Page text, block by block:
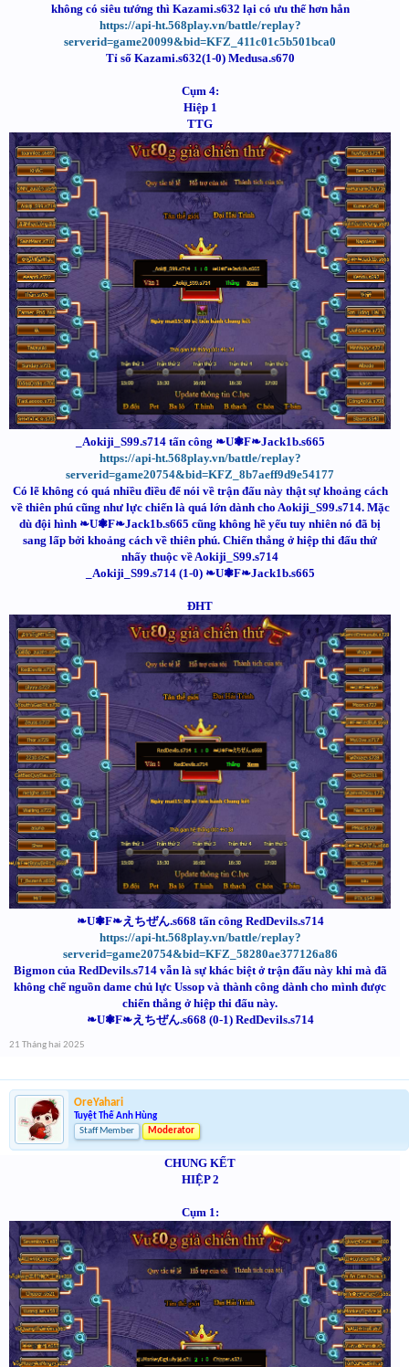
không có siêu tướng thì Kazami.s632 lại có ưu thế hơn hẳn
https://api-ht.568play.vn/battle/replay?
serverid=game20099&bid=KFZ_411c01c5b501bca0
Tỉ số Kazami.s632(1-0) Medusa.s670
Cụm 4:
Hiệp 1
TTG
_Aokiji_S99.s714 tấn công ❧U❃F❧Jack1b.s665
https://api-ht.568play.vn/battle/replay?
serverid=game20754&bid=KFZ_8b7aeff9d9e54177
Có lẽ không có quá nhiều điều để nói về trận đấu này thật sự khoảng cách
về thiên phú cũng như lực chiến là quá lớn dành cho Aokiji_S99.s714. Mặc
dù đội hình ❧U❃F❧Jack1b.s665 cũng không hề yếu tuy nhiên nó đã bị
sang lấp bởi khoảng cách về thiên phú. Chiến thắng ở hiệp thi đấu thứ
nhấy thuộc về Aokiji_S99.s714
_Aokiji_S99.s714 (1-0) ❧U❃F❧Jack1b.s665
ĐHT
❧U❃F❧えちぜん.s668 tấn công RedDevils.s714
https://api-ht.568play.vn/battle/replay?
serverid=game20754&bid=KFZ_58280ae377126a86
Bigmon của RedDevils.s714 vẫn là sự khác biệt ở trận đấu này khi mà đã
không chế nguồn dame chủ lực Ussop và thành công dành cho mình được
chiến thắng ở hiệp thi đấu này.
❧U❃F❧えちぜん.s668 (0-1) RedDevils.s714
21 Tháng hai 2025
OreYahari
Tuyệt Thế Anh Hùng
Staff Member
Moderator
CHUNG KỂT
HIỆP 2
Cụm 1: